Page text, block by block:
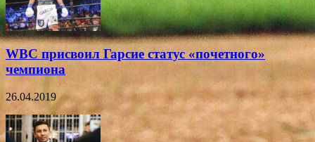
WBC присвоил Гарсие статус «почетного»
чемпиона
26.04.2019